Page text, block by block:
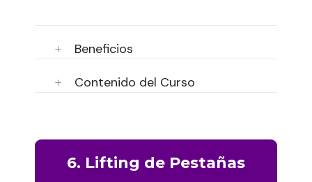
Beneficios
Contenido del Curso
6. Lifting de Pestañas